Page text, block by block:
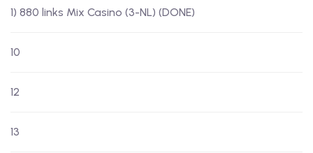
1) 880 links Mix Casino (3-NL) (DONE)
10
12
13